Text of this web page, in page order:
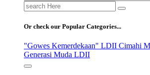
Search
for:
Or check our Popular Categories...
"Gowes Kemerdekaan" LDII Cimahi
Generasi Muda LDII